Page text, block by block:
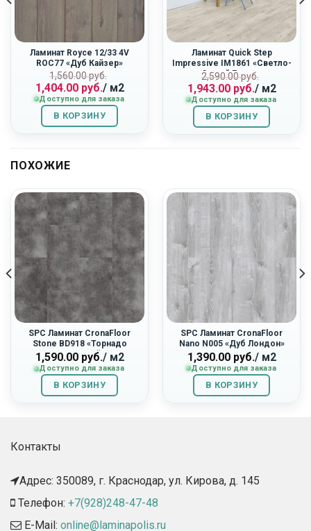
Ламинат Royce 12/33 4V
ROC77 «Дуб Кайзер»
1,560.00руб.
Первоначальная
цена
составляла
1,560.00
руб..
1,404.00руб.
Текущая
цена:
1,404.00
руб..
/ м2
Доступно для заказа
В КОРЗИНУ
Ламинат Quick Step
Impressive IM1861 «Светло-
Серый Бетон»
2,590.00руб.
цена
составляла
2,590.00
руб..
1,943.00руб.
Текущая
цена:
1,943.00
руб..
/ м2
Доступно для заказа
В КОРЗИНУ
ПОХОЖИЕ
SPC Ламинат CronaFloor
Stone BD918 «Торнадо
Дымчатый»
1,590.00руб./ м2
Доступно для заказа
В КОРЗИНУ
SPC Ламинат CronaFloor
Nano N005 «Дуб Лондон»
1,390.00руб./ м2
Доступно для заказа
В КОРЗИНУ
Контакты
Адрес: 350089, г. Краснодар, ул. Кирова, д. 145​
Телефон: +7(928)248-47-48
E-Mail: online@laminapolis.ru